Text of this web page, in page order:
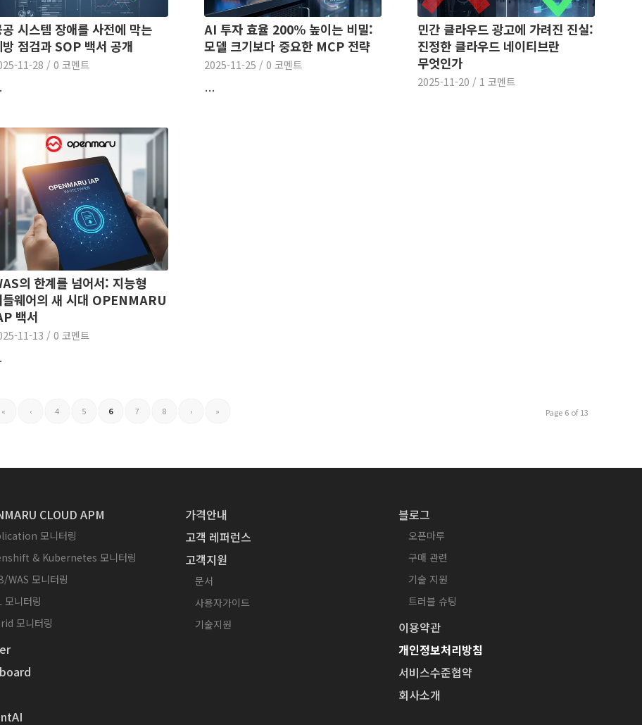
시스템 장애를 사전에 막는
방 점검과 SOP 백서 공개
11-28 / 0 코멘트
AI 투자 효율 200% 높이는 비밀:
모델 크기보다 중요한 MCP 전략
2025-11-25 / 0 코멘트
…
민간 클라우드 광고에 가려진 진실:
진정한 클라우드 네이티브란
무엇인가
2025-11-20 / 1 코멘트
의 한계를 넘어서: 지능형
들웨어의 새 시대 OPENMARU
백서
11-13 / 0 코멘트
Page 6 of 13
« ‹ 4 5 6 7 8 › »
CLOUD APM
모니터링
& Kubernetes 모니터링
WAS 모니터링
모니터링
모니터링
가격안내
고객 레퍼런스
고객지원
문서
사용자가이드
기술지원
블로그
오픈마루
구매 관련
기술 지원
트러블 슈팅
이용약관
개인정보처리방침
서비스수준협약
회사소개